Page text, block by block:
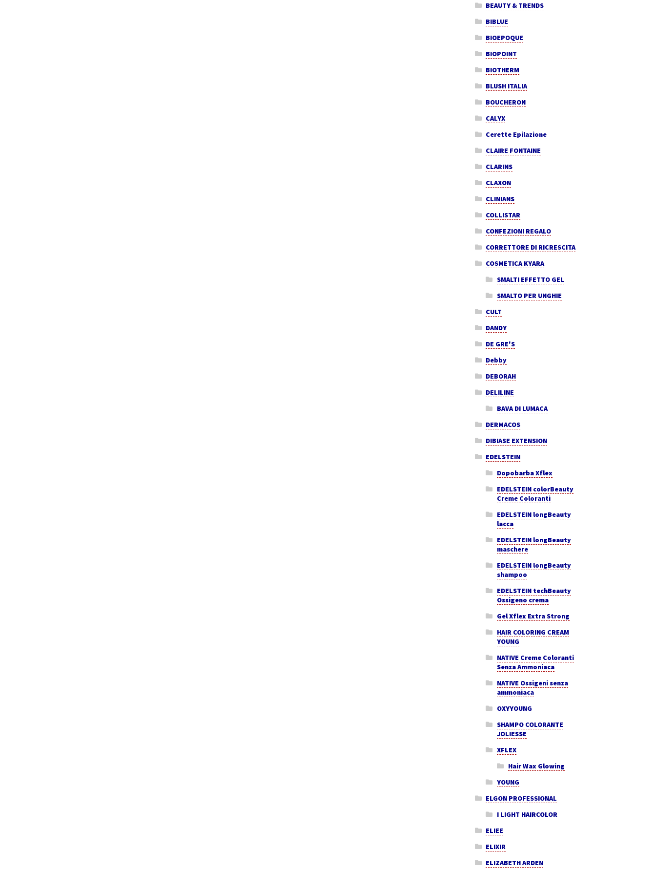
BEAUTY & TRENDS
BIBLUE
BIOEPOQUE
BIOPOINT
BIOTHERM
BLUSH ITALIA
BOUCHERON
CALYX
Cerette Epilazione
CLAIRE FONTAINE
CLARINS
CLAXON
CLINIANS
COLLISTAR
CONFEZIONI REGALO
CORRETTORE DI RICRESCITA
COSMETICA KYARA
SMALTI EFFETTO GEL
SMALTO PER UNGHIE
CULT
DANDY
DE GRE'S
Debby
DEBORAH
DELILINE
BAVA DI LUMACA
DERMACOS
DIBIASE EXTENSION
EDELSTEIN
Dopobarba Xflex
EDELSTEIN colorBeauty
Creme Coloranti
EDELSTEIN longBeauty
lacca
EDELSTEIN longBeauty
maschere
EDELSTEIN longBeauty
shampoo
EDELSTEIN techBeauty
Ossigeno crema
Gel Xflex Extra Strong
HAIR COLORING CREAM
YOUNG
NATIVE Creme Coloranti
Senza Ammoniaca
NATIVE Ossigeni senza
ammoniaca
OXYYOUNG
SHAMPO COLORANTE
JOLIESSE
XFLEX
Hair Wax Glowing
YOUNG
ELGON PROFESSIONAL
I LIGHT HAIRCOLOR
ELIEE
ELIXIR
ELIZABETH ARDEN